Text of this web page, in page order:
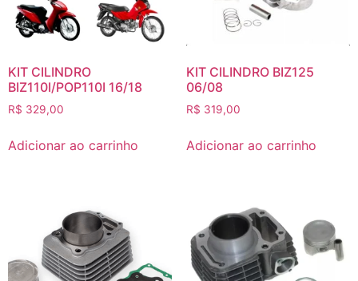
KIT CILINDRO
BIZ110I/POP110I 16/18
R$ 329,00
Adicionar ao carrinho
KIT CILINDRO BIZ125
06/08
R$ 319,00
Adicionar ao carrinho